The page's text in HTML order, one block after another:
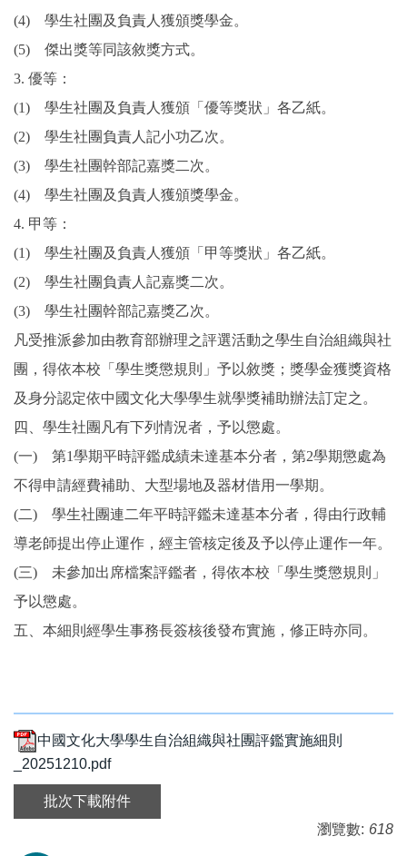
(4) 學生社團及負責人獲頒獎學金。
(5) 傑出獎等同該敘獎方式。
3. 優等：
(1) 學生社團及負責人獲頒「優等獎狀」各乙紙。
(2) 學生社團負責人記小功乙次。
(3) 學生社團幹部記嘉獎二次。
(4) 學生社團及負責人獲頒獎學金。
4. 甲等：
(1) 學生社團及負責人獲頒「甲等獎狀」各乙紙。
(2) 學生社團負責人記嘉獎二次。
(3) 學生社團幹部記嘉獎乙次。
凡受推派參加由教育部辦理之評選活動之學生自治組織與社
團，得依本校「學生獎懲規則」予以敘獎；獎學金獲獎資格
及身分認定依中國文化大學學生就學獎補助辦法訂定之。
四、學生社團凡有下列情況者，予以懲處。
(一) 第1學期平時評鑑成績未達基本分者，第2學期懲處為
不得申請經費補助、大型場地及器材借用一學期。
(二) 學生社團連二年平時評鑑未達基本分者，得由行政輔
導老師提出停止運作，經主管核定後及予以停止運作一年。
(三) 未參加出席檔案評鑑者，得依本校「學生獎懲規則」
予以懲處。
五、本細則經學生事務長簽核後發布實施，修正時亦同。
中國文化大學學生自治組織與社團評鑑實施細則
_20251210.pdf
批次下載附件
瀏覽數: 618